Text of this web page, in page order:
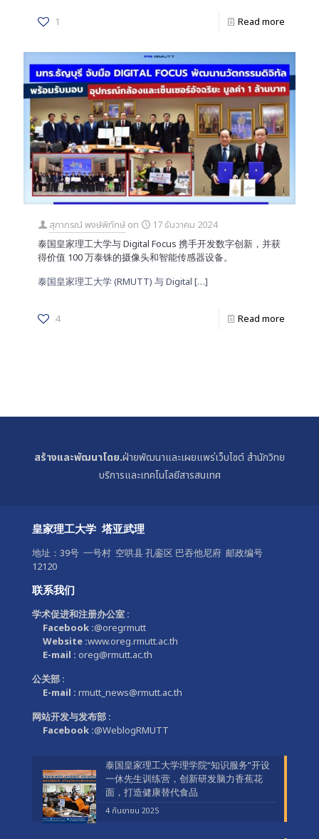
1 Read more
สุภาภรณ์ พงษ์พิทักษ์ on
17 ธันวาคม 2024
泰国皇家理工大学与 Digital Focus 携手开发数字创新，并获
得价值 100 万泰铢的摄像头和智能传感器设备。
泰国皇家理工大学 (RMUTT) 与 Digital […]
4 Read more
สร้างและพัฒนาโดย.ฝ่ายพัฒนาและเผยแพร่เว็บไซต์ สำนักวิทย
บริการและเทคโนโลยีสารสนเทศ
皇家理工大学 塔亚武理
地址：39号 一号村 空哄县 孔銮区 巴吞他尼府 邮政编号
12120
联系我们
学术促进和注册办公室 :
Facebook :@oregrmutt
Website :www.oreg.rmutt.ac.th
E-mail : oreg@rmutt.ac.th
公关部 :
E-mail : rmutt_news@rmutt.ac.th
网站开发与发布部 :
Facebook :@WeblogRMUTT
泰国皇家理工大学理学院“知识服务”开设
一休先生训练营，创新研发脑力香蕉花
面，打造健康替代食品
4 กันยายน 2025